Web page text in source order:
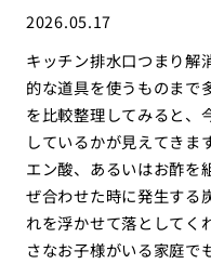
2026.05.17
キッチン排水口つまり解
的な道具を使うものまで
を比較整理してみると、
しているかが見えてきま
エン酸、あるいはお酢を
ぜ合わせた時に発生する
れを浮かせて落としてく
さなお子様がいる家庭で